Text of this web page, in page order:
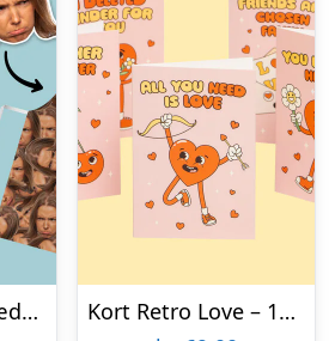
Personligt Forklæde med Billede – Multiface
Kort Retro Love – 10-pak